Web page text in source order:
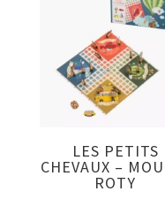
LES PETITS
CHEVAUX –
ROTY